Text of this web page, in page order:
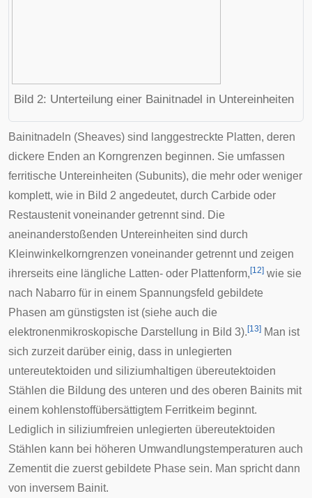
Bild 2: Unterteilung einer Bainitnadel in Untereinheiten
Bainitnadeln (Sheaves) sind langgestreckte Platten, deren
dickere Enden an Korngrenzen beginnen. Sie umfassen
ferritische Untereinheiten (Subunits), die mehr oder weniger
komplett, wie in Bild 2 angedeutet, durch Carbide oder
Restaustenit voneinander getrennt sind. Die
aneinanderstoßenden Untereinheiten sind durch
Kleinwinkelkorngrenzen voneinander getrennt und zeigen
ihrerseits eine längliche Latten- oder Plattenform, [12] wie sie
nach Nabarro für in einem Spannungsfeld gebildete
Phasen am günstigsten ist (siehe auch die
elektronenmikroskopische Darstellung in Bild 3). [13] Man ist
sich zurzeit darüber einig, dass in unlegierten
untereutektoiden und siliziumhaltigen übereutektoiden
Stählen die Bildung des unteren und des oberen Bainits mit
einem kohlenstoffübersättigtem Ferritkeim beginnt.
Lediglich in siliziumfreien unlegierten übereutektoiden
Stählen kann bei höheren Umwandlungstemperaturen auch
Zementit die zuerst gebildete Phase sein. Man spricht dann
von inversem Bainit.